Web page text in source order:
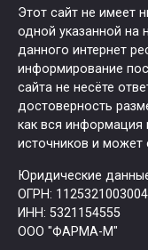
Этот сайт не имеет
одной указанной на
данного интернет
информирование
сайта не несёте
достоверность
как вся информация
источников и может
Юридические
ОГРН: 1125321003004
ИНН: 5321154555
ООО "ФАРМА-М"